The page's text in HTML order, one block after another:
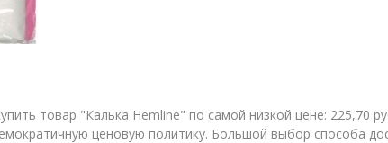
товар "Калька Hemline" по самой низкой цене: 225,70
ценовую политику. Большой выбор способа